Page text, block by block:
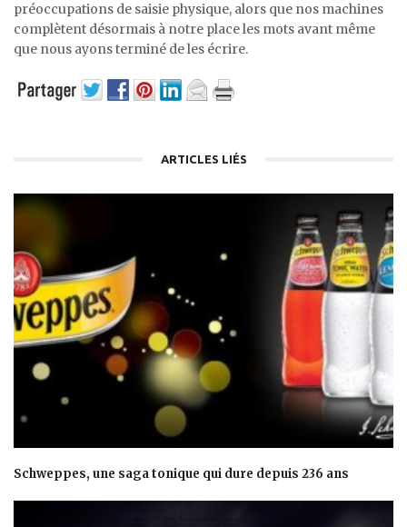
préoccupations de saisie physique, alors que nos machines
complètent désormais à notre place les mots avant même
que nous ayons terminé de les écrire.
ARTICLES LIÉS
Schweppes, une saga tonique qui dure depuis 236 ans